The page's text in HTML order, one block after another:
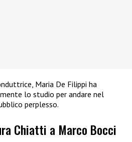
Maria De Filippi ha
lo studio per andare nel
perplesso.
Chiatti a Marco Bocci